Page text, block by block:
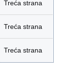
Treća strana
Treća strana
Treća strana